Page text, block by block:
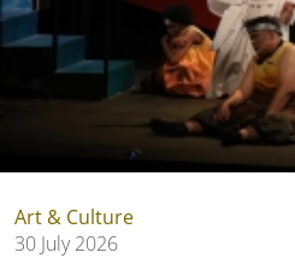
Art & Culture
30 July 2026